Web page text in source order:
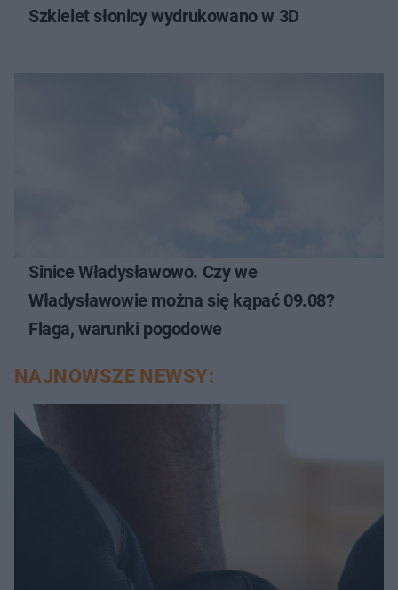
Szkielet słonicy wydrukowano w 3D
Sinice Władysławowo. Czy we
Władysławowie można się kąpać 09.08?
Flaga, warunki pogodowe
NAJNOWSZE NEWSY: